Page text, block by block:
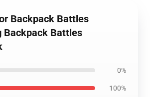
Backpack Battles
Backpack Battles
0%
100%